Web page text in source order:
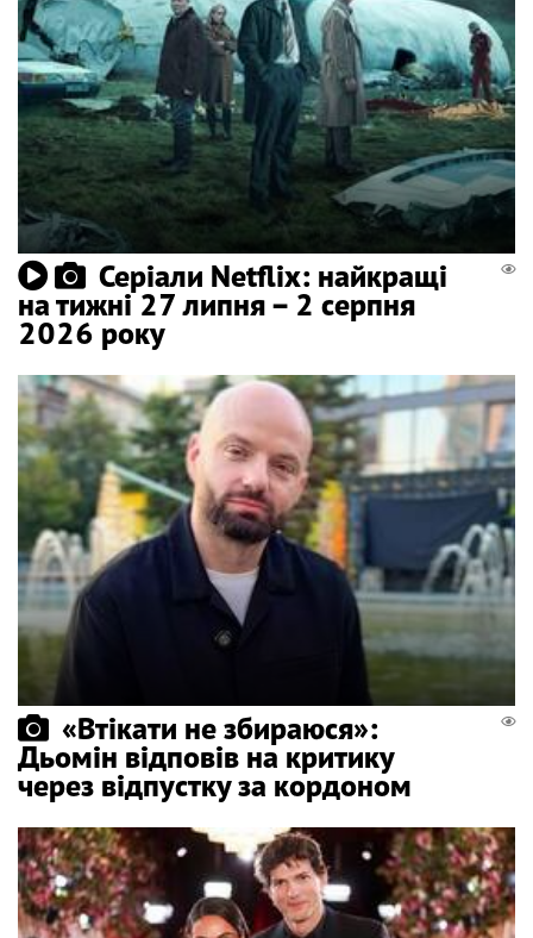
Серіали Netflix: найкращі
на тижні 27 липня – 2 серпня
2026 року
«Втікати не збираюся»:
Дьомін відповів на критику
через відпустку за кордоном